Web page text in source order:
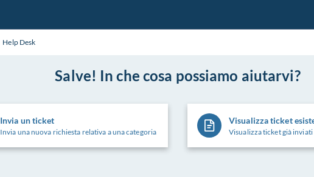
Help Desk
Salve! In che cosa possiamo aiutarvi?
Invia un ticket
Invia una nuova richiesta relativa a una categoria
Visualizza ticket
Visualizza ticket già inviati